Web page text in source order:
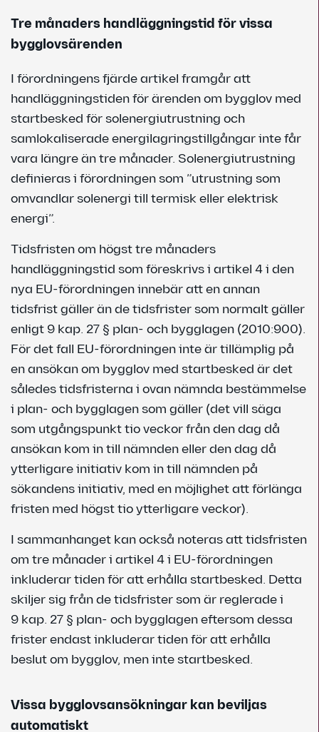
Tre månaders handläggningstid för vissa
bygglovsärenden
I förordningens fjärde artikel framgår att
handläggningstiden för ärenden om bygglov med
startbesked för solenergiutrustning och
samlokaliserade energilagringstillgångar inte får
vara längre än tre månader. Solenergiutrustning
definieras i förordningen som ”utrustning som
omvandlar solenergi till termisk eller elektrisk
energi”.
Tidsfristen om högst tre månaders
handläggningstid som föreskrivs i artikel 4 i den
nya EU-förordningen innebär att en annan
tidsfrist gäller än de tidsfrister som normalt gäller
enligt 9 kap. 27 § plan- och bygglagen (2010:900).
För det fall EU-förordningen inte är tillämplig på
en ansökan om bygglov med startbesked är det
således tidsfristerna i ovan nämnda bestämmelse
i plan- och bygglagen som gäller (det vill säga
som utgångspunkt tio veckor från den dag då
ansökan kom in till nämnden eller den dag då
ytterligare initiativ kom in till nämnden på
sökandens initiativ, med en möjlighet att förlänga
fristen med högst tio ytterligare veckor).
I sammanhanget kan också noteras att tidsfristen
om tre månader i artikel 4 i EU-förordningen
inkluderar tiden för att erhålla startbesked. Detta
skiljer sig från de tidsfrister som är reglerade i
9 kap. 27 § plan- och bygglagen eftersom dessa
frister endast inkluderar tiden för att erhålla
beslut om bygglov, men inte startbesked.
Vissa bygglovsansökningar kan beviljas
automatiskt